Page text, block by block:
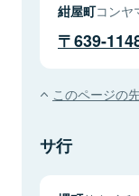
紺屋町コンヤ
639-
このページの
サ行